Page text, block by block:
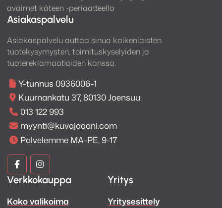
avaimet käteen -periaatteella
Asiakaspalvelu
Asiakaspalvelu auttaa sinua kaikenlaisten
tuotekysymysten, toimituskyselyiden ja
tuotereklamaatioiden kanssa.
Y-tunnus 0936006-1
Kuurnankatu 37, 80130 Joensuu
013 122 993
myynti@kuvajaaani.com
Palvelemme MA-PE, 9-17
Kuva
ja
Ääni
Kuva
ja
Ääni
Verkkokauppa
Koko valikoima
Yritys
Yritysesittely